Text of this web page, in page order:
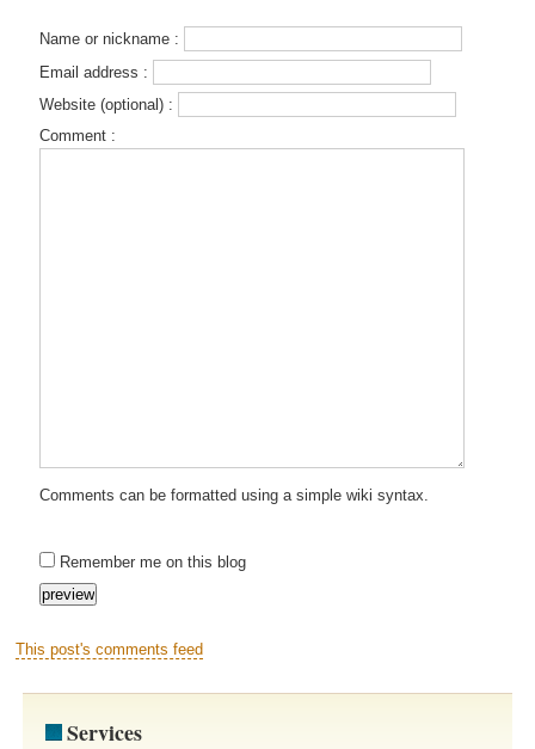
Name or nickname :
Email address :
Website (optional) :
Comment :
Comments can be formatted using a simple wiki syntax.
Remember me on this blog
This post's comments feed
Services